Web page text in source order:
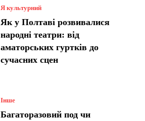
Я культурний
Як у Полтаві розвивалися
народні театри: від
аматорських гуртків до
сучасних сцен
Інше
Багаторазовий под чи